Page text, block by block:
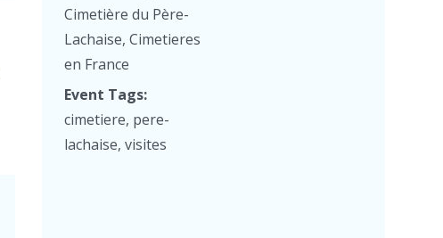
Cimetière du Père-
Lachaise,Cimetieres
en France
Event Tags:
cimetiere, pere-
lachaise,visites